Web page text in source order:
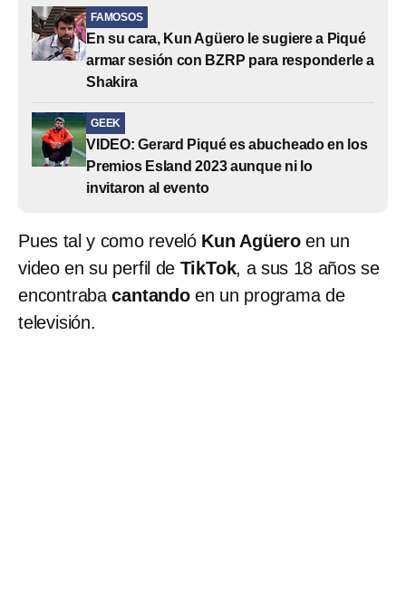
FAMOSOS
En su cara, Kun Agüero le sugiere a Piqué
armar sesión con BZRP para responderle a
Shakira
GEEK
VIDEO: Gerard Piqué es abucheado en los
Premios Esland 2023 aunque ni lo
invitaron al evento
Pues tal y como reveló Kun Agüeroen un
video en su perfil de TikTok, a sus 18 años se
encontrabacantandoen un programa de
televisión.